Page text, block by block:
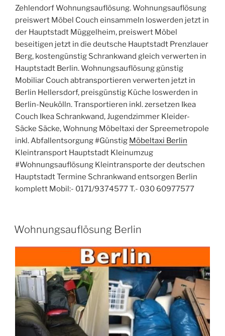
Zehlendorf Wohnungsauflösung. Wohnungsauflösung
preiswert Möbel Couch einsammeln loswerden jetzt in
der Hauptstadt Müggelheim, preiswert Möbel
beseitigen jetzt in die deutsche Hauptstadt Prenzlauer
Berg, kostengünstig Schrankwand gleich verwerten in
Hauptstadt Berlin. Wohnungsauflösung günstig
Mobiliar Couch abtransportieren verwerten jetzt in
Berlin Hellersdorf, preisgünstig Küche loswerden in
Berlin-Neukölln. Transportieren inkl. zersetzen Ikea
Couch Ikea Schrankwand, Jugendzimmer Kleider-
Säcke Säcke, Wohnung Möbeltaxi der Spreemetropole
inkl. Abfallentsorgung #Günstig Möbeltaxi Berlin
Kleintransport Hauptstadt Kleinumzug
#Wohnungsauflösung Kleintransporte der deutschen
Hauptstadt Termine Schrankwand entsorgen Berlin
komplett Mobil:- 0171/9374577 T.- 030 60977577
VERÖFFENTLICHT
AM
Wohnungsauflösung Berlin